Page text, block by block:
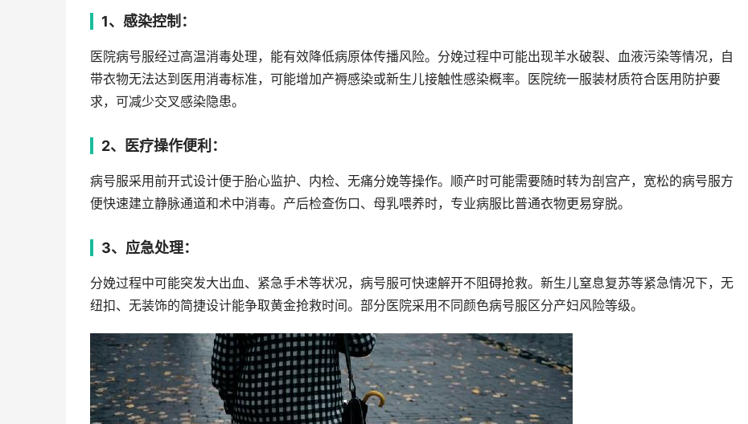
1、感染控制：
医院病号服经过高温消毒处理，能有效降低病原体传播风险。分娩过程中可能出现羊水破裂、血液污染等情况，自
带衣物无法达到医用消毒标准，可能增加产褥感染或新生儿接触性感染概率。医院统一服装材质符合医用防护要
求，可减少交叉感染隐患。
2、医疗操作便利：
病号服采用前开式设计便于胎心监护、内检、无痛分娩等操作。顺产时可能需要随时转为剖宫产，宽松的病号服方
便快速建立静脉通道和术中消毒。产后检查伤口、母乳喂养时，专业病服比普通衣物更易穿脱。
3、应急处理：
分娩过程中可能突发大出血、紧急手术等状况，病号服可快速解开不阻碍抢救。新生儿窒息复苏等紧急情况下，无
纽扣、无装饰的简捷设计能争取黄金抢救时间。部分医院采用不同颜色病号服区分产妇风险等级。